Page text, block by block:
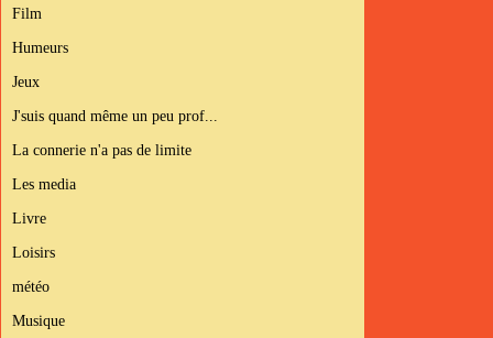
Film
Humeurs
Jeux
J'suis quand même un peu prof...
La connerie n'a pas de limite
Les media
Livre
Loisirs
météo
Musique